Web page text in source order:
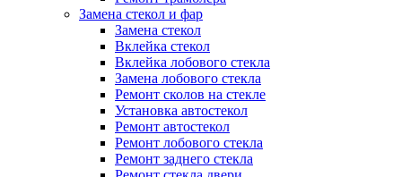
Замена стекол и фар
Замена стекол
Вклейка стекол
Вклейка лобового стекла
Замена лобового стекла
Ремонт сколов на стекле
Установка автостекол
Ремонт автостекол
Ремонт лобового стекла
Ремонт заднего стекла